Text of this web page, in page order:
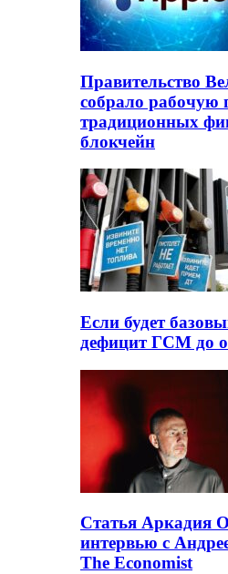
Правительство
собрало рабочую
традиционных
блокчейн
Если будет
дефицит ГСМ до
Статья Аркадия
интервью с
The Economist